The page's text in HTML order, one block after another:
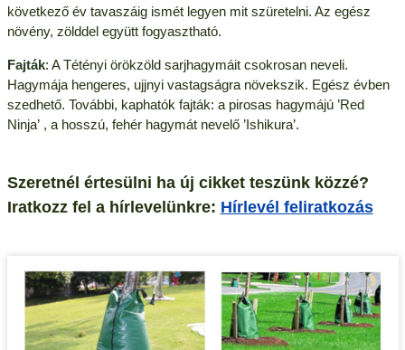
következő év tavaszáig ismét legyen mit szüretelni. Az egész
növény, zölddel együtt fogyasztható.
Fajták: A Tétényi örökzöld sarjhagymáit csokrosan neveli.
Hagymája hengeres, ujjnyi vastagságra növekszik. Egész évben
szedhető. További, kaphatók fajták: a pirosas hagymájú ’Red
Ninja’ , a hosszú, fehér hagymát nevelő ’Ishikura’.
Szeretnél értesülni ha új cikket teszünk közzé?
Iratkozz fel a hírlevelünkre: Hírlevél feliratkozás